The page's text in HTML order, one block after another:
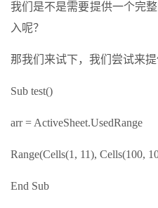
我们是不是需要提供一个完
入呢？
那我们来试下，我们尝试来
Sub test()
arr = ActiveSheet.UsedRange
Range(Cells(1, 11), Cells(100,
End Sub